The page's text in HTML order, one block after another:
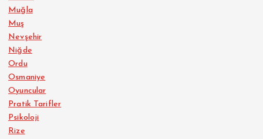
Muğla
Muş
Nevşehir
Niğde
Ordu
Osmaniye
Oyuncular
Pratik Tarifler
Psikoloji
Rize